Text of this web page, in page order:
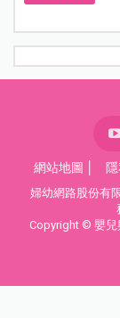
網站地圖
婦幼網路股份有
Copyright © 嬰兒